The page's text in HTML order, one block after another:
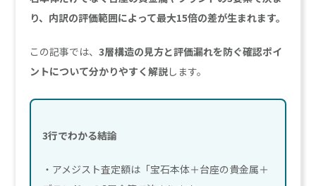
り、内訳の評価範囲によって最大15倍の差が生まれます。
この記事では、3層構造の見方と評価漏れを防ぐ確認ポイ
ントについて分かりやすく解説します。
3行でわかる結論
・アメジスト査定額は「宝石本体＋台座の貴金属＋